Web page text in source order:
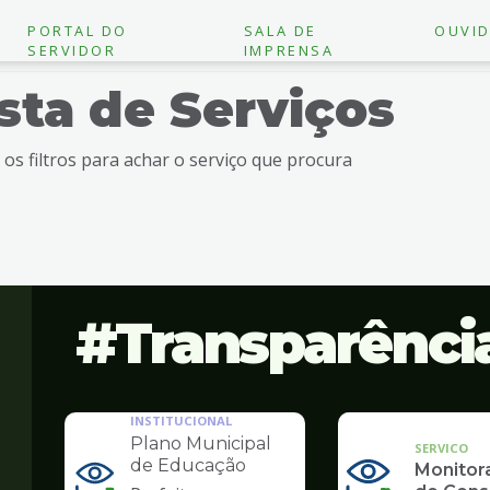
PORTAL DO
SERVIDOR
SALA DE
IMPRENSA
de Serviços
os filtros para achar o serviço que procura
INSTITUCIONAL
Plano Municipal
de Educação
SERVICO